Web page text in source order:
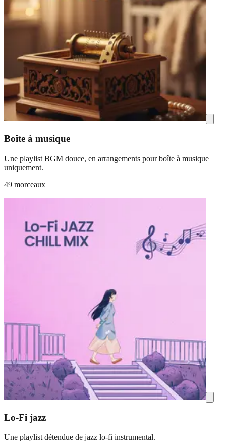
Boîte à musique
Une playlist BGM douce, en arrangements pour boîte à musique
uniquement.
49 morceaux
Lo-Fi jazz
Une playlist détendue de jazz lo-fi instrumental.